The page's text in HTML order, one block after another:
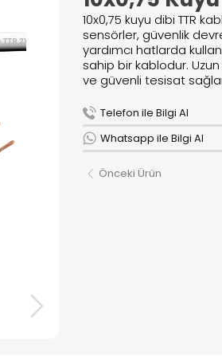
10x0,75 kuyu dibi TTR
sensörler, güvenlik
yardımcı hatlarda
sahip bir kablodur.
ve güvenli tesisat
Telefon ile Bilgi Al
Whatsapp ile Bilgi Al
Önceki Ürün